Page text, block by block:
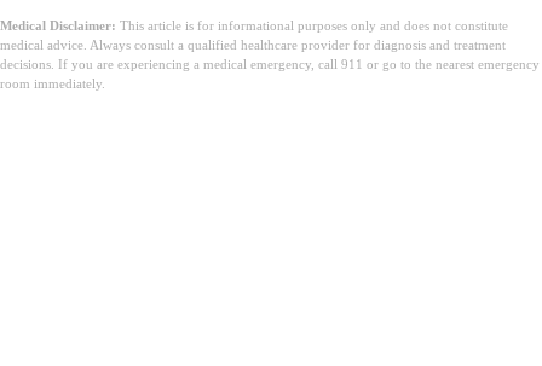
Medical Disclaimer: This article is for informational purposes only and does not constitute
medical advice. Always consult a qualified healthcare provider for diagnosis and treatment
decisions. If you are experiencing a medical emergency, call 911 or go to the nearest emergency
room immediately.